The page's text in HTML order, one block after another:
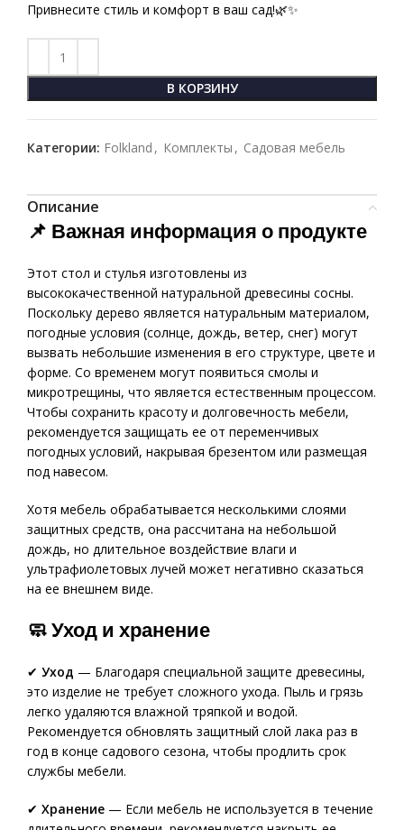
Привнесите стиль и комфорт в ваш сад!🌿✨
В КОРЗИНУ
Категории: Folkland , Комплекты , Садовая мебель
Описание
📌 Важная информация о продукте
Этот стол и стулья изготовлены из
высококачественной натуральной древесины сосны.
Поскольку дерево является натуральным материалом,
погодные условия (солнце, дождь, ветер, снег) могут
вызвать небольшие изменения в его структуре, цвете и
форме. Со временем могут появиться смолы и
микротрещины, что является естественным процессом.
Чтобы сохранить красоту и долговечность мебели,
рекомендуется защищать ее от переменчивых
погодных условий, накрывая брезентом или размещая
под навесом.
Хотя мебель обрабатывается несколькими слоями
защитных средств, она рассчитана на небольшой
дождь, но длительное воздействие влаги и
ультрафиолетовых лучей может негативно сказаться
на ее внешнем виде.
🧼 Уход и хранение
✔ Уход — Благодаря специальной защите древесины,
это изделие не требует сложного ухода. Пыль и грязь
легко удаляются влажной тряпкой и водой.
Рекомендуется обновлять защитный слой лака раз в
год в конце садового сезона, чтобы продлить срок
службы мебели.
✔ Хранение — Если мебель не используется в течение